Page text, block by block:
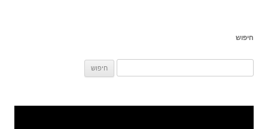
חיפוש